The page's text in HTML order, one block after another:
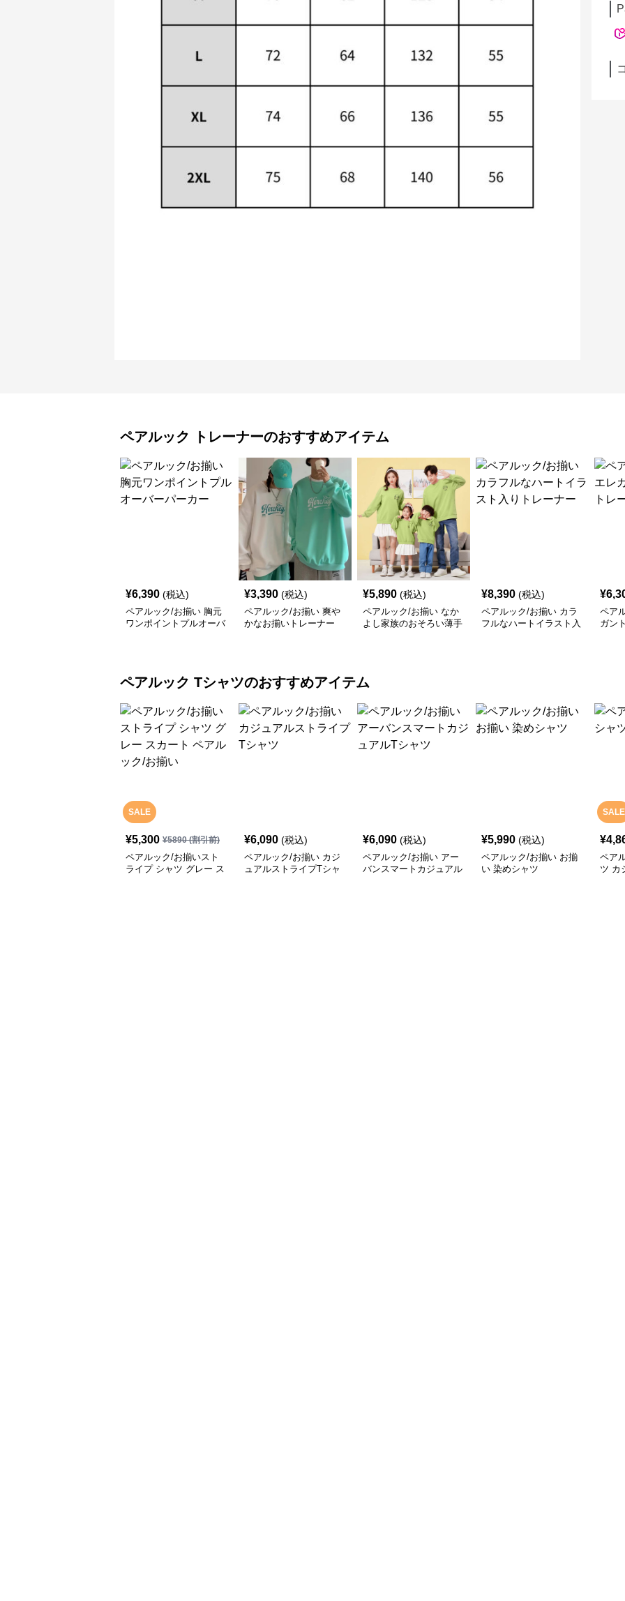
ペアルック トレーナーのおすすめアイテム
¥6,390 (税込)
ペアルック/お揃い 胸元
ワンポイントプルオーバ
¥3,390 (税込)
ペアルック/お揃い 爽や
かなお揃いトレーナー
¥5,890 (税込)
ペアルック/お揃い なか
よし家族のおそろい薄手
¥8,390 (税込)
ペアルック/お揃い カラ
フルなハートイラスト入
¥
ペア
ガン
ペアルック Tシャツのおすすめアイテム
SALE
¥5,300 ¥5890(割引前)
ペアルック/お揃いスト
ライプ シャツ グレー ス
¥6,090 (税込)
ペアルック/お揃い カジ
ュアルストライプTシャ
¥6,090 (税込)
ペアルック/お揃い アー
バンスマートカジュアル
¥5,990 (税込)
ペアルック/お揃い お揃
い 染めシャツ
SALE
¥
ペア
ツ カ